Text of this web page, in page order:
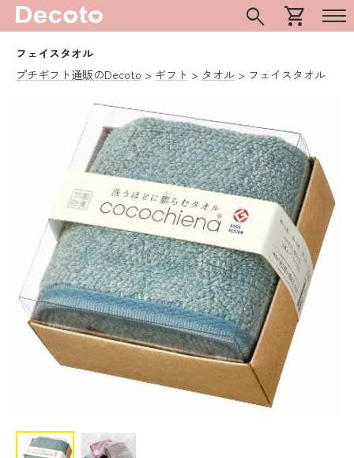
search shopping_cart
フェイスタオル
プチギフト通販のDecoto
ギフト タオル フェイスタオル